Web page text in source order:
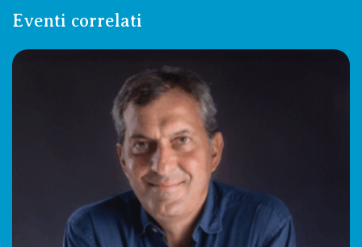
Eventi correlati